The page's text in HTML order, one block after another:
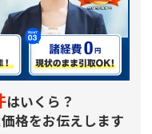
はいくら？
格をお伝えします